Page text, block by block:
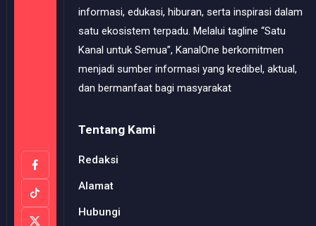
informasi, edukasi, hiburan, serta inspirasi dalam
satu ekosistem terpadu. Melalui tagline “Satu
Kanal untuk Semua”, KanalOne berkomitmen
menjadi sumber informasi yang kredibel, aktual,
dan bermanfaat bagi masyarakat
Tentang Kami
Redaksi
Alamat
Hubungi